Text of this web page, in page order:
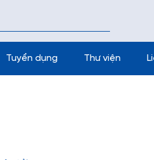
Tuyển dụng Thư viện